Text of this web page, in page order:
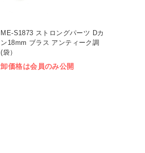
ME-S1873 ストロングパーツ Dカ
ン18mm ブラス アンティーク調
(袋）
卸価格は会員のみ公開